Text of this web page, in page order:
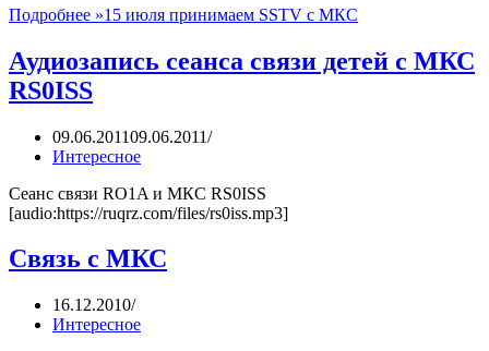
Подробнее »15 июля принимаем SSTV с МКС
Аудиозапись сеанса связи детей с МКС
RS0ISS
09.06.201109.06.2011
Интересное
Сеанс связи RO1A и МКС RS0ISS
[audio:https://ruqrz.com/files/rs0iss.mp3]
Связь с МКС
16.12.2010
Интересное